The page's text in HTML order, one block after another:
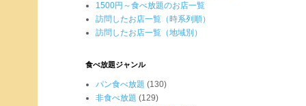
1500円～食べ放題のお店一覧
訪問したお店一覧（時系列順）
訪問したお店一覧（地域別）
食べ放題ジャンル
パン食べ放題 (130)
非食べ放題 (129)